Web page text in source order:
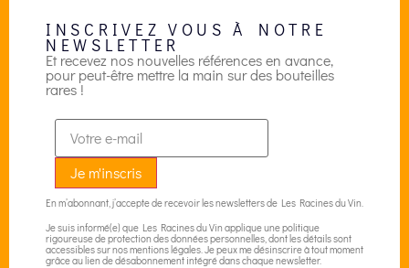
INSCRIVEZ VOUS À NOTRE
NEWSLETTER
Et recevez nos nouvelles références en avance,
pour peut-être mettre la main sur des bouteilles
rares !
En m’abonnant, j’accepte de recevoir les newsletters de Les Racines du Vin.
Je suis informé(e) que Les Racines du Vin applique une politique
rigoureuse de protection des données personnelles, dont les détails sont
accessibles sur nosmentions légales . Je peux me désinscrire à tout moment
grâce au lien de désabonnement intégré dans chaque newsletter.